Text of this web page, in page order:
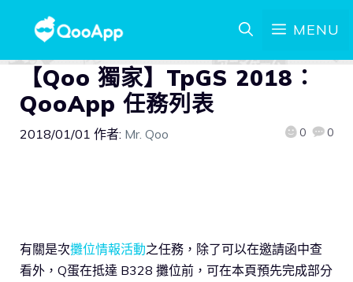
MENU
【Qoo 獨家】TpGS 2018：
QooApp 任務列表
2018/01/01 作者: Mr. Qoo 0 0
有關是次攤位情報活動之任務，除了可以在邀請函中查
看外，Q蛋在抵達 B328 攤位前，可在本頁預先完成部分